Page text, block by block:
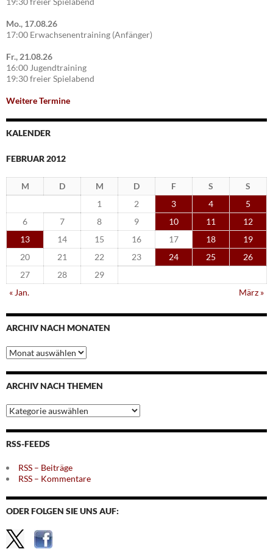
Mo., 17.08.26
17:00 Erwachsenentraining (Anfänger)
Fr., 21.08.26
16:00 Jugendtraining
19:30 freier Spielabend
Weitere Termine
KALENDER
FEBRUAR 2012
M D M D F S
S
1
2 3 4
5
6
7 8 9 10 11
12
13
14 15 16 17 18
19
20
21 22 23 24 25
26
27
28
29
« Jan.
März »
ARCHIV NACH MONATEN
Archiv
nach
Monaten
ARCHIV NACH THEMEN
Archiv
nach
Themen
RSS-FEEDS
RSS – Beiträge
RSS – Kommentare
ODER FOLGEN SIE UNS AUF: